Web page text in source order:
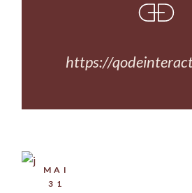
https://
MAI
31